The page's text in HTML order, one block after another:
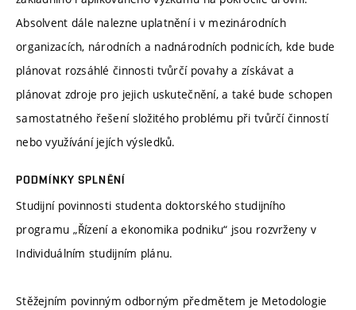
Absolvent dále nalezne uplatnění i v mezinárodních
organizacích, národních a nadnárodních podnicích, kde bude
plánovat rozsáhlé činnosti tvůrčí povahy a získávat a
plánovat zdroje pro jejich uskutečnění, a také bude schopen
samostatného řešení složitého problému při tvůrčí činností
nebo využívání jejích výsledků.
PODMÍNKY SPLNĚNÍ
Studijní povinnosti studenta doktorského studijního
programu „Řízení a ekonomika podniku“ jsou rozvrženy v
Individuálním studijním plánu.
Stěžejním povinným odborným předmětem je Metodologie